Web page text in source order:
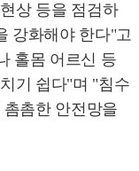
상 등을 점검하
강화해야 한다"고
홀몸 어르신 등
기 쉽다"며 "침수
촘한 안전망을